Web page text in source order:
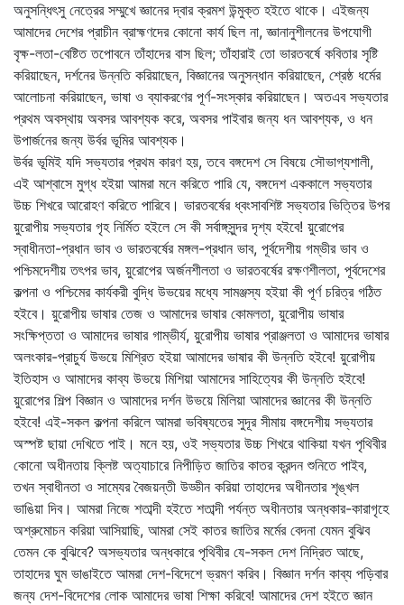
অনুসন্ধিৎসু নেত্রের সম্মুখে জ্ঞানের দ্বার ক্রমশ উন্মুক্ত হইতে থাকে। এইজন্য
আমাদের দেশের প্রাচীন ব্রাহ্মণদের কোনো কার্য ছিল না, জ্ঞানানুশীলনের উপযোগী
বৃক্ষ-লতা-বেষ্টিত তপোবনে তাঁহাদের বাস ছিল; তাঁহারাই তো ভারতবর্ষে কবিতার সৃষ্টি
করিয়াছেন, দর্শনের উন্নতি করিয়াছেন, বিজ্ঞানের অনুসন্ধান করিয়াছেন, শ্রেষ্ঠ ধর্মের
আলোচনা করিয়াছেন, ভাষা ও ব্যাকরণের পূর্ণ-সংস্কার করিয়াছেন। অতএব সভ্যতার
প্রথম অবস্থায় অবসর আবশ্যক করে, অবসর পাইবার জন্য ধন আবশ্যক, ও ধন
উপার্জনের জন্য উর্বর ভূমির আবশ্যক।
উর্বর ভূমিই যদি সভ্যতার প্রথম কারণ হয়, তবে বঙ্গদেশ সে বিষয়ে সৌভাগ্যশালী,
এই আশ্বাসে মুগ্ধ হইয়া আমরা মনে করিতে পারি যে, বঙ্গদেশ এককালে সভ্যতার
উচ্চ শিখরে আরোহণ করিতে পারিবে। ভারতবর্ষের ধ্বংসাবশিষ্ট সভ্যতার ভিত্তির উপর
য়ুরোপীয় সভ্যতার গৃহ নির্মিত হইলে সে কী সর্বাঙ্গসুন্দর দৃশ্য হইবে! য়ুরোপের
স্বাধীনতা-প্রধান ভাব ও ভারতবর্ষের মঙ্গল-প্রধান ভাব, পূর্বদেশীয় গম্ভীর ভাব ও
পশ্চিমদেশীয় তৎপর ভাব, য়ুরোপের অর্জনশীলতা ও ভারতবর্ষের রক্ষণশীলতা, পূর্বদেশের
কল্পনা ও পশ্চিমের কার্যকরী বুদ্ধি উভয়ের মধ্যে সামঞ্জস্য হইয়া কী পূর্ণ চরিত্র গঠিত
হইবে। য়ুরোপীয় ভাষার তেজ ও আমাদের ভাষার কোমলতা, য়ুরোপীয় ভাষার
সংক্ষিপ্ততা ও আমাদের ভাষার গাম্ভীর্য, য়ুরোপীয় ভাষার প্রাঞ্জলতা ও আমাদের ভাষার
অলংকার-প্রাচুর্য উভয়ে মিশ্রিত হইয়া আমাদের ভাষার কী উন্নতি হইবে! য়ুরোপীয়
ইতিহাস ও আমাদের কাব্য উভয়ে মিশিয়া আমাদের সাহিত্যের কী উন্নতি হইবে!
য়ুরোপের শিল্প বিজ্ঞান ও আমাদের দর্শন উভয়ে মিলিয়া আমাদের জ্ঞানের কী উন্নতি
হইবে! এই-সকল কল্পনা করিলে আমরা ভবিষ্যতের সুদূর সীমায় বঙ্গদেশীয় সভ্যতার
অস্পষ্ট ছায়া দেখিতে পাই। মনে হয়, ওই সভ্যতার উচ্চ শিখরে থাকিয়া যখন পৃথিবীর
কোনো অধীনতায় ক্লিষ্ট অত্যাচারে নিপীড়িত জাতির কাতর ক্রন্দন শুনিতে পাইব,
তখন স্বাধীনতা ও সাম্যের বৈজয়ন্তী উড্ডীন করিয়া তাহাদের অধীনতার শৃঙ্খল
ভাঙিয়া দিব। আমরা নিজে শতাব্দী হইতে শতাব্দী পর্যন্ত অধীনতার অন্ধকার-কারাগৃহে
অশ্রুমোচন করিয়া আসিয়াছি, আমরা সেই কাতর জাতির মর্মের বেদনা যেমন বুঝিব
তেমন কে বুঝিবে? অসভ্যতার অন্ধকারে পৃথিবীর যে-সকল দেশ নিদ্রিত আছে,
তাহাদের ঘুম ভাঙাইতে আমরা দেশ-বিদেশে ভ্রমণ করিব। বিজ্ঞান দর্শন কাব্য পড়িবার
জন্য দেশ-বিদেশের লোক আমাদের ভাষা শিক্ষা করিবে! আমাদের দেশ হইতে জ্ঞান